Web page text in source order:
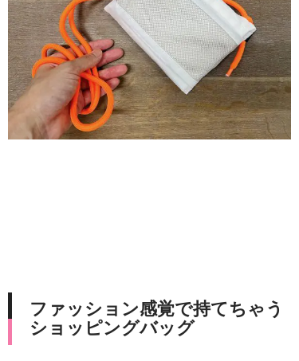
ファッション感覚で持てちゃう
ショッピングバッグ